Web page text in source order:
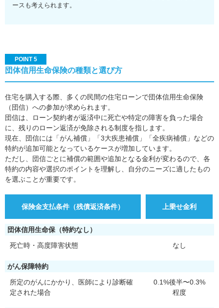
ースも考えられます。
POINT 5
団体信用生命保険の種類と選び方
住宅を購入する際、多くの民間の住宅ローンで団体信用生命保険
（団信）への参加が求められます。
団信は、ローン契約者が返済中に死亡や特定の障害を負った場合
に、残りのローン返済が免除される制度を指します。
現在、団信には「がん補償」「3大疾患補償」「全疾病補償」などの
特約が追加可能となっているケースが増加しています。
ただし、団信ごとに補償の範囲や追加となる金利が変わるので、各
特約の内容や選択のポイントを理解し、自分のニーズに適したもの
を選ぶことが重要です。
保険金支払条件（残債返済条件） 上乗せ金利
団体信用生命保（特約なし）
死亡時・高度障害状態
なし
がん保障特約
所定のがんにかかり、医師により診断確
定された場合
0.1%後半〜0.3%
程度